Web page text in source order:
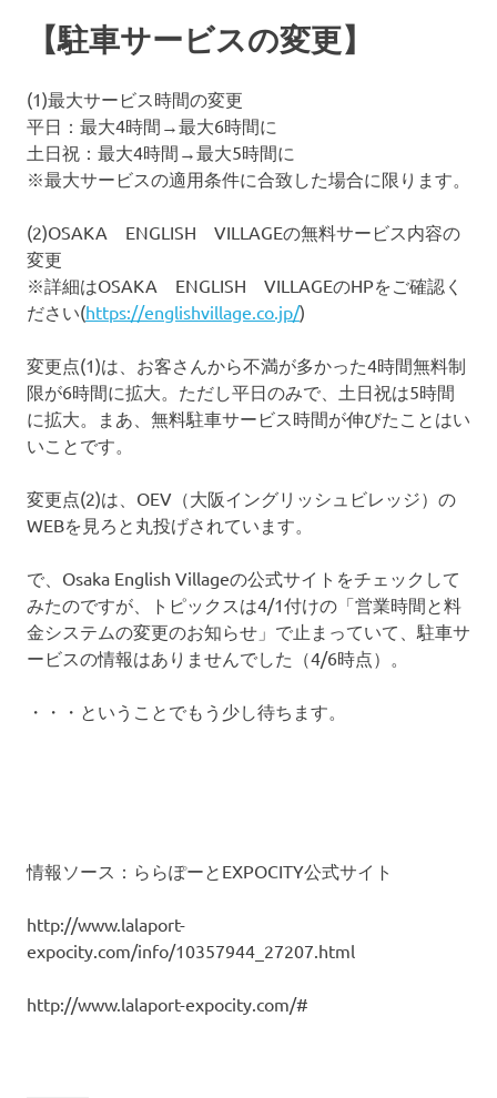
【駐車サービスの変更】
(1)最大サービス時間の変更
平日：最大4時間→最大6時間に
土日祝：最大4時間→最大5時間に
※最大サービスの適用条件に合致した場合に限ります。
(2)OSAKA ENGLISH VILLAGEの無料サービス内容の
変更
※詳細はOSAKA ENGLISH VILLAGEのHPをご確認く
ださい(https://englishvillage.co.jp/)
変更点(1)は、お客さんから不満が多かった4時間無料制
限が6時間に拡大。ただし平日のみで、土日祝は5時間
に拡大。まあ、無料駐車サービス時間が伸びたことはい
いことです。
変更点(2)は、OEV（大阪イングリッシュビレッジ）の
WEBを見ろと丸投げされています。
で、Osaka English Villageの公式サイトをチェックして
みたのですが、トピックスは4/1付けの「営業時間と料
金システムの変更のお知らせ」で止まっていて、駐車サ
ービスの情報はありませんでした（4/6時点）。
・・・ということでもう少し待ちます。
情報ソース：ららぽーとEXPOCITY公式サイト
http://www.lalaport-
expocity.com/info/10357944_27207.html
http://www.lalaport-expocity.com/#